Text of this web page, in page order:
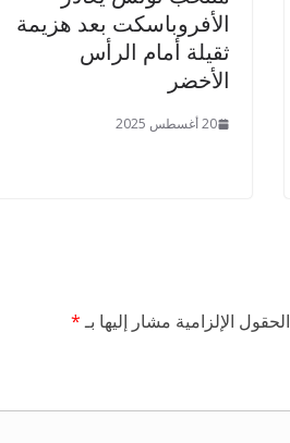
الأفروباسكت بعد هزيمة
ثقيلة أمام الرأس
الأخضر
20 أغسطس 2025
الحقول الإلزامية مشار إليها بـ*